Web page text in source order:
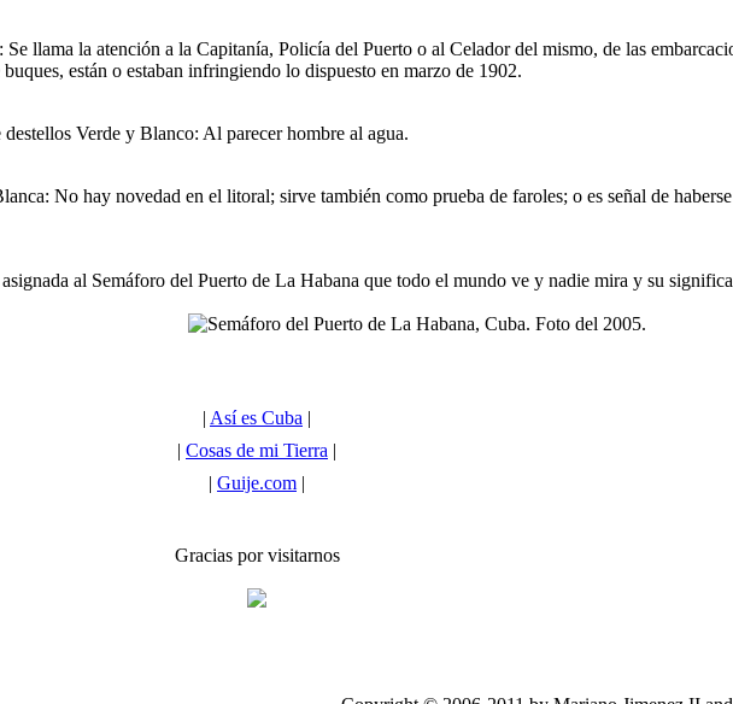
llama la atención a la Capitanía, Policía del Puerto o al Celador del mismo, de las
buques, están o estaban infringiendo lo dispuesto en marzo de 1902.
destellos Verde y Blanco: Al parecer hombre al agua.
No hay novedad en el litoral; sirve también como prueba de faroles; o es señal de
al Semáforo del Puerto de La Habana que todo el mundo ve y nadie mira y su
| Así es Cuba |
| Cosas de mi Tierra |
| Guije.com |
Gracias por visitarnos